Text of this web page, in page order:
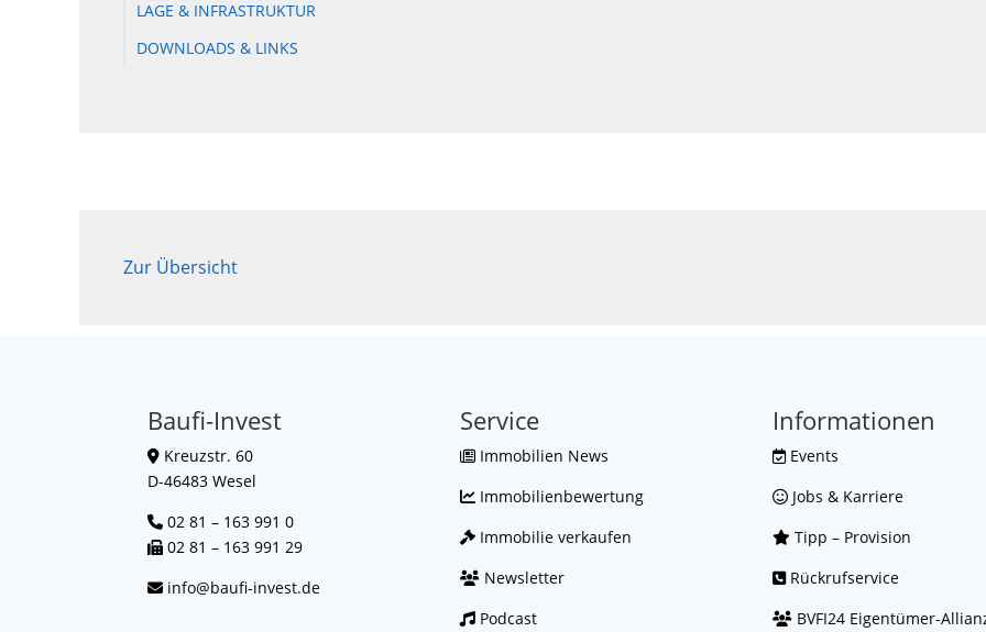
LAGE & INFRASTRUKTUR
DOWNLOADS & LINKS
Zur Übersicht
Baufi-Invest
Kreuzstr. 60
D-46483 Wesel
02 81 – 163 991 0
02 81 – 163 991 29
info@baufi-invest.de
Service
Immobilien News
Immobilienbewertung
Immobilie verkaufen
Newsletter
Podcast
Informationen
Events
Jobs & Karriere
Tipp – Provision
Rückrufservice
BVFI24 Eigentümer-